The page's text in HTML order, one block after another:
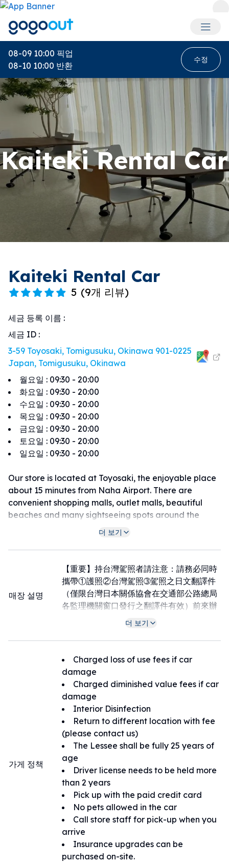
회원 메
08-09 10:00 픽업
08-10 10:00 반환
수정
Kaiteki Rental Car
Kaiteki Rental Car
5 (9개 리뷰)
세금 등록 이름 :
세금 ID :
3-59 Toyosaki, Tomigusuku, Okinawa 901-0225
Japan, Tomigusuku, Okinawa
월요일 : 09:30 - 20:00
화요일 : 09:30 - 20:00
수요일 : 09:30 - 20:00
목요일 : 09:30 - 20:00
금요일 : 09:30 - 20:00
토요일 : 09:30 - 20:00
일요일 : 09:30 - 20:00
Our store is located at Toyosaki, the enjoyable place
about 15 minutes from Naha Airport. There are
convenient shopping malls, outlet malls, beautiful
beaches and many sightseeing spots around the
store, so if you come to our store, your tropical trip is
더 보기
매장 설명
【重要】持台灣駕照者請注意：請務必同時
攜帶①護照②台灣駕照➂駕照之日文翻譯件
（僅限台灣日本關係協會在交通部公路總局
各監理機關窗口發行之翻譯件有效）前來辦
理租車手續，在駕車期間一併隨身攜帶以確
分鐘車程，店鋪周邊遍布購物商場、絕美海
灘及眾多著名觀光景點。當您來到本店的那
一刻起，您的美妙南國海島之旅即已開始
★免費租借一台兒童座椅，車載GPS導航以
及智慧型語音翻譯器
★免費雨傘租借
★多國語言服務人員
★可於那霸機場、赤嶺車站、縣廳附近等地
免費接送
★營業時間外的接送也請與服務人員交涉，
可儘量滿足客人需求
★符合條件者可於賓館交接車輛，詳細請垂
詢服務人員
★免費租借水上活動所需的防水籃、晾衣架
、毛毯等便利物品
더 보기
가게 정책
Charged loss of use fees if car
damage
Charged diminished value fees if car
damage
Interior Disinfection
Return to different location with fee
(please contact us)
The Lessee shall be fully 25 years of
age
Driver license needs to be held more
than 2 years
Pick up with the paid credit card
No pets allowed in the car
Call store staff for pick-up when you
arrive
Insurance upgrades can be
purchased on-site.